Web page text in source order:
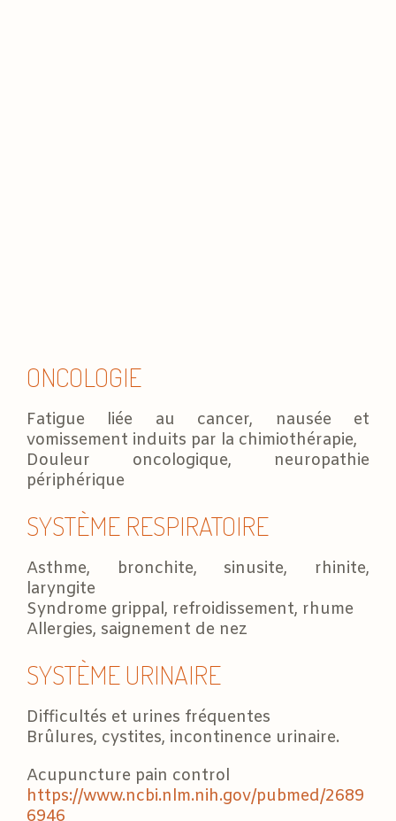
ONCOLOGIE
Fatigue liée au cancer, nausée et
vomissement induits par la chimiothérapie,
Douleur oncologique, neuropathie
périphérique
SYSTÈME RESPIRATOIRE
Asthme, bronchite, sinusite, rhinite,
laryngite
Syndrome grippal, refroidissement, rhume
Allergies, saignement de nez
SYSTÈME URINAIRE
Difficultés et urines fréquentes
Brûlures, cystites, incontinence urinaire.
Acupuncture pain control
https://www.ncbi.nlm.nih.gov/pubmed/2689
6946